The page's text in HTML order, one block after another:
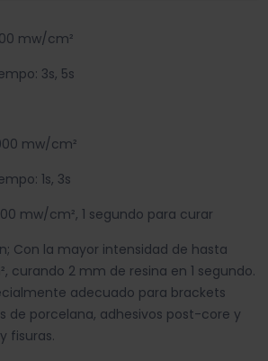
mw/cm²
3s, 5s
mw/cm²
1s, 3s
mw/cm², 1 segundo para curar
Con la mayor intensidad de hasta
curando 2 mm de resina en 1 segundo.
adecuado para brackets
de porcelana, adhesivos post-core y
fisuras.